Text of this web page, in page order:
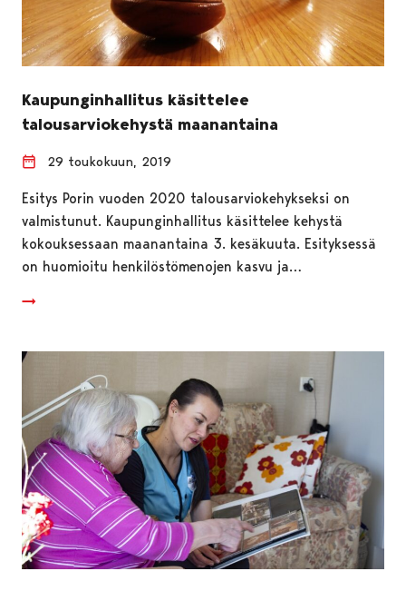
Kaupunginhallitus käsittelee
talousarviokehystä maanantaina
29 toukokuun, 2019
Esitys Porin vuoden 2020 talousarviokehykseksi on
valmistunut. Kaupunginhallitus käsittelee kehystä
kokouksessaan maanantaina 3. kesäkuuta. Esityksessä
on huomioitu henkilöstömenojen kasvu ja…